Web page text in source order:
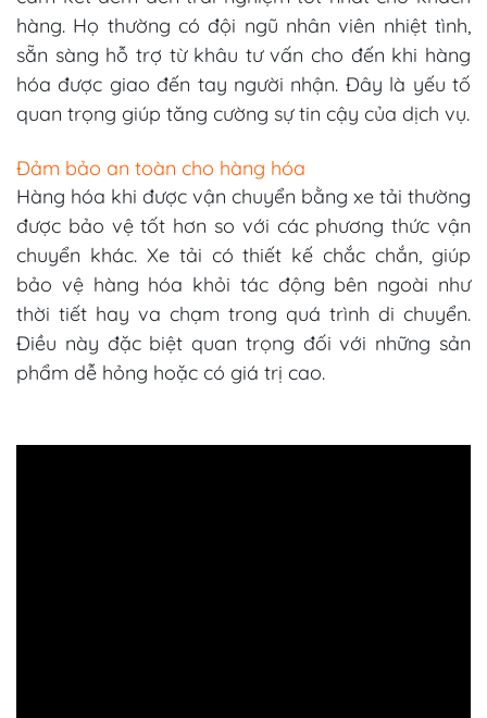
hàng. Họ thường có đội ngũ nhân viên nhiệt tình,
sẵn sàng hỗ trợ từ khâu tư vấn cho đến khi hàng
hóa được giao đến tay người nhận. Đây là yếu tố
quan trọng giúp tăng cường sự tin cậy của dịch vụ.
Đảm bảo an toàn cho hàng hóa
Hàng hóa khi được vận chuyển bằng xe tải thường
được bảo vệ tốt hơn so với các phương thức vận
chuyển khác. Xe tải có thiết kế chắc chắn, giúp
bảo vệ hàng hóa khỏi tác động bên ngoài như
thời tiết hay va chạm trong quá trình di chuyển.
Điều này đặc biệt quan trọng đối với những sản
phẩm dễ hỏng hoặc có giá trị cao.